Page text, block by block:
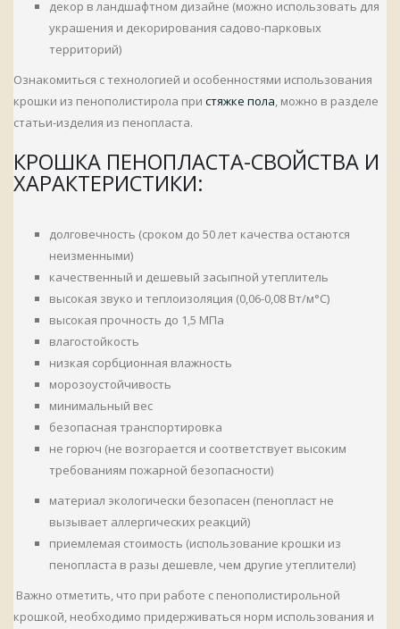
декор в ландшафтном дизайне (можно использовать для
украшения и декорирования садово-парковых
территорий)
Ознакомиться с технологией и особенностями использования
крошки из пенополистирола при стяжке пола, можно в разделе
статьи-изделия из пенопласта.
КРОШКА ПЕНОПЛАСТА-СВОЙСТВА И
ХАРАКТЕРИСТИКИ:
долговечность (сроком до 50 лет качества остаются
неизменными)
качественный и дешевый засыпной утеплитель
высокая звуко и теплоизоляция (0,06-0,08 Вт/м°С)
высокая прочность до 1,5 МПа
влагостойкость
низкая сорбционная влажность
морозоустойчивость
минимальный вес
безопасная транспортировка
не горюч (не возгорается и соответствует высоким
требованиям пожарной безопасности)
материал экологически безопасен (пенопласт не
вызывает аллергических реакций)
приемлемая стоимость (использование крошки из
пенопласта в разы дешевле, чем другие утеплители)
Важно отметить, что при работе с пенополистирольной
крошкой, необходимо придерживаться норм использования и